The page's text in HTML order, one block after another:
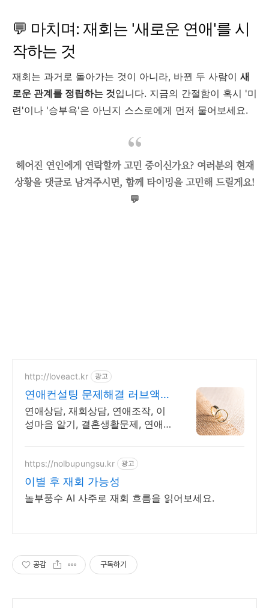
💬 마치며: 재회는 '새로운 연애'를 시
작하는 것
재회는 과거로 돌아가는 것이 아니라, 바뀐 두 사람이 새
로운 관계를 정립하는 것입니다. 지금의 간절함이 혹시 '미
련'이나 '승부욕'은 아닌지 스스로에게 먼저 물어보세요.
헤어진 연인에게 연락할까 고민 중이신가요? 여러분의 현재
상황을 댓글로 남겨주시면, 함께 타이밍을 고민해 드릴게요!
💬
http://loveact.kr 광고
연애컨설팅 문제해결 러브액트
실전경험이 가장 많은 업체
연애상담, 재회상담, 연애조작, 이
성마음 알기, 결혼생활문제, 연애
일단 문의부탁드립니다.
https://nolbupungsu.kr 광고
이별 후 재회 가능성
놀부풍수 AI 사주로 재회 흐름을 읽어보세요.
공감 구독하기